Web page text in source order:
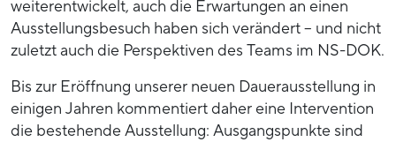
weiterentwickelt, auch die Erwartungen an einen
Ausstellungsbesuch haben sich verändert – und nicht
zuletzt auch die Perspektiven des Teams im NS-DOK.
Bis zur Eröffnung unserer neuen Dauerausstellung in
einigen Jahren kommentiert daher eine Intervention
die bestehende Ausstellung: Ausgangspunkte sind